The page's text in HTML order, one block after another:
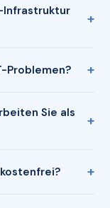
Infrastruktur
Problemen?
Sie als